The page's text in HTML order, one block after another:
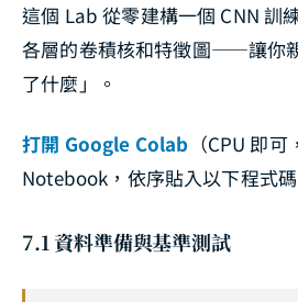
這個 Lab 從零建構一個 CNN 訓
各層的卷積核和特徵圖——讓你
了什麼」。
打開 Google Colab （CPU 即
Notebook，依序貼入以下程式碼
7.1 資料準備與基準測試